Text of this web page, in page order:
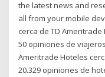
the latest news and
all from your mobile
cerca de TD
50 opiniones de
Ameritrade Hoteles
20.329 opiniones de